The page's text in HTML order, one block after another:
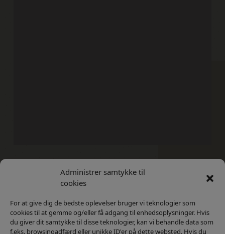
Administrer samtykke til
cookies
For at give dig de bedste oplevelser bruger vi teknologier som
cookies til at gemme og/eller få adgang til enhedsoplysninger. Hvis
du giver dit samtykke til disse teknologier, kan vi behandle data som
f.eks. browsingadfærd eller unikke ID'er på dette websted. Hvis du
Kontakt